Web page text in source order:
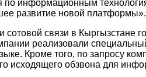
по информационным
развитие новой платформы».
сотовой связи в Кыргызстане
реализовали
Кроме того, по запросу
исходящего обзвона для